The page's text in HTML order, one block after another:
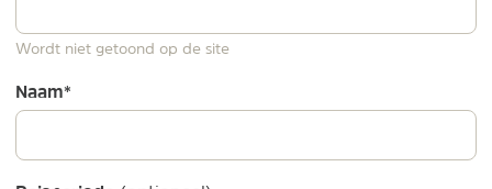
Wordt niet getoond op de site
Naam*